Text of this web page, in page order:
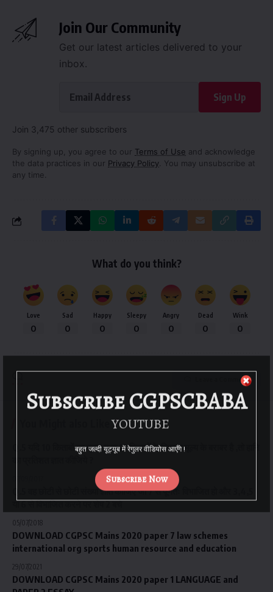
Join Our Community
Get our latest articles delivered to your
inbox.
Sign Up
Join 3,475 other subscribers
By signing up, you agree to our Terms of Use and acknowledge
the data practices in our Privacy Policy. You may unsubscribe at
any time.
What do you think?
Love
0
Sad
0
Happy
0
Sleepy
0
Angry
0
Dead
0
Wink
0
Leave a Comment
Q.5 यदि 10 किताबों का क्रय मूल्य 15 किताबों के विक्रय मूल्य के बराबर है ,तो हानि
Q.5 वह छोटी से छोटी संख्या ज्ञात कीजिए जो 7 से पूर्णतः विभाजित हो और 3,4,5
या 6 से विभाजित करने पर शेष 2 बचे
05/07/2018
DOWNLOAD CGPSC Mains 2020 paper 7 law schemes
international org sports human resource and education
29/07/2021
DOWNLOAD CGPSC Mains 2020 paper 1 LANGUAGE and
Subscribe CGPSCBABA
YOUTUBE
Subscribe Now
बहुत जल्दी यूट्यूब में रेगुलर वीडियोस आएँगे !